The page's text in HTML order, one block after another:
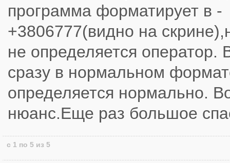
программа форматирует в -
+3806777(видно на
не определяется оператор.
сразу в нормальном
определяется нормально.
нюанс.Еще раз большое
с 1 по 5 из 5